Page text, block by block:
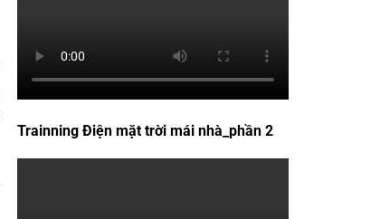
Trainning Điện mặt trời mái nhà_phần 2